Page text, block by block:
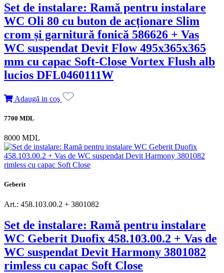
Set de instalare: Ramă pentru instalare
WC Oli 80 cu buton de acționare Slim
crom și garnitură fonică 586626 + Vas
WC suspendat Devit Flow 495x365x365
mm cu capac Soft-Close Vortex Flush alb
lucios DFL0460111W
Adaugă in coş
7700 MDL
8000 MDL
Geberit
Art.: 458.103.00.2 + 3801082
Set de instalare: Ramă pentru instalare
WC Geberit Duofix 458.103.00.2 + Vas de
WC suspendat Devit Harmony 3801082
rimless cu capac Soft Close